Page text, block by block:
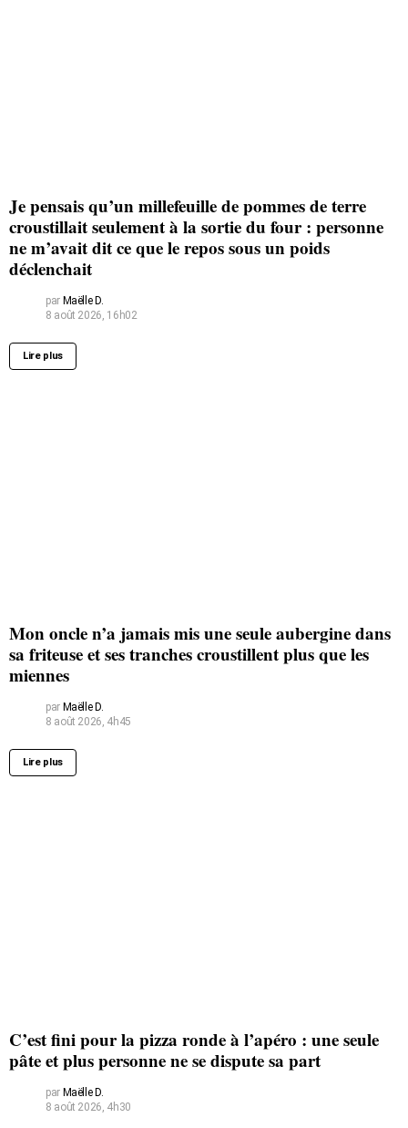
Je pensais qu’un millefeuille de pommes de terre
croustillait seulement à la sortie du four : personne
ne m’avait dit ce que le repos sous un poids
déclenchait
par Maëlle D.
8 août 2026, 16h02
Lire plus
Mon oncle n’a jamais mis une seule aubergine dans
sa friteuse et ses tranches croustillent plus que les
miennes
par Maëlle D.
8 août 2026, 4h45
Lire plus
C’est fini pour la pizza ronde à l’apéro : une seule
pâte et plus personne ne se dispute sa part
par Maëlle D.
8 août 2026, 4h30